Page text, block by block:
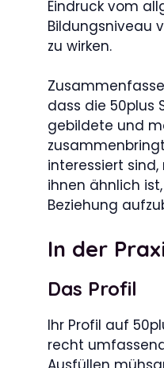
Eindruck vom
Bildungsniveau
zu wirken.
dass die 50plus
gebildete und
interessiert
ihnen ähnlich
Beziehung
In der
Das Profil
Ihr Profil auf
recht